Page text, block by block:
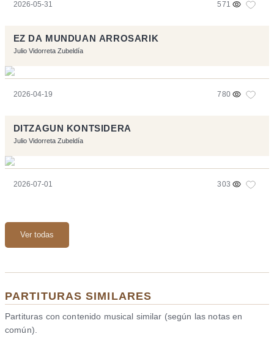
2026-05-31 571
EZ DA MUNDUAN ARROSARIK
Julio Vidorreta Zubeldía
2026-04-19 780
DITZAGUN KONTSIDERA
Julio Vidorreta Zubeldía
2026-07-01 303
Ver todas
PARTITURAS SIMILARES
Partituras con contenido musical similar (según las notas en
común).